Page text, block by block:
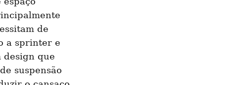
de
a sprinter e
design que
suspensão